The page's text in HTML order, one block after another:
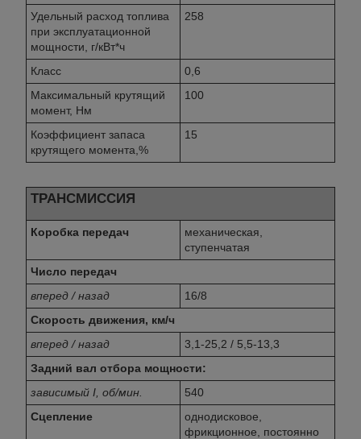
Удельный расход топлива
при эксплуатационной
мощности, г/кВт*ч
258
Класс
0,6
Максимальный крутящий
момент, Нм
100
Коэффициент запаса
крутящего момента,%
15
ТРАНСМИССИЯ
Коробка передач
механическая,
ступенчатая
Число передач
вперед / назад
16/8
Скорость движения, км/ч
вперед / назад
3,1-25,2 / 5,5-13,3
Задний вал отбора мощности:
зависимый I, об/мин.
540
Сцепление
однодисковое,
фрикционное, постоянно